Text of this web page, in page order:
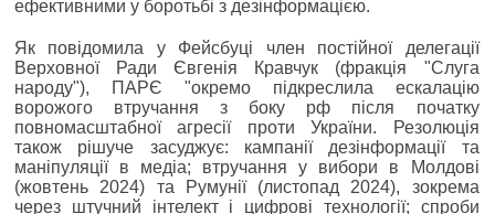
ефективними у боротьбі з дезінформацією.
Як повідомила у Фейсбуці член постійної делегації
Верховної Ради Євгенія Кравчук (фракція "Слуга
народу"), ПАРЄ "окремо підкреслила ескалацію
ворожого втручання з боку рф після початку
повномасштабної агресії проти України. Резолюція
також рішуче засуджує: кампанії дезінформації та
маніпуляції в медіа; втручання у вибори в Молдові
(жовтень 2024) та Румунії (листопад 2024), зокрема
через штучний інтелект і цифрові технології; спроби